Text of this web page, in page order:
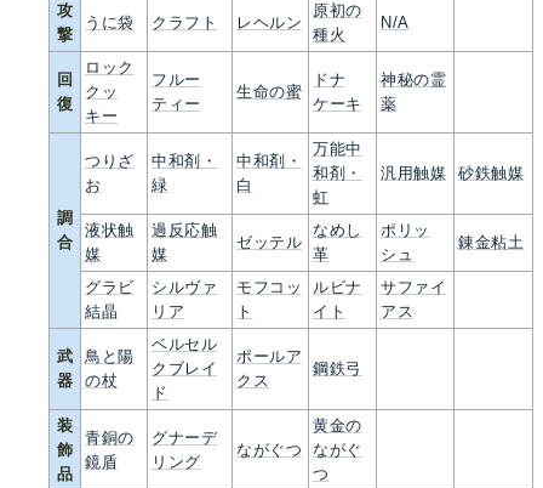
攻
撃
うに袋 クラフト レヘルン
原初の
種火
N/A
回
復
ロック
クッ
キー
フルー
ティー
生命の蜜
ドナ
ケーキ
神秘の霊
薬
調
合
つりざ
お
中和剤・
緑
中和剤・
白
万能中
和剤・
虹
汎用触媒 砂鉄触媒
液状触
媒
過反応触
媒
ゼッテル
なめし
革
ポリッ
シュ
錬金粘土
グラビ
結晶
シルヴァ
リア
モフコッ
ト
ルビナ
イト
サファイ
アス
武
器
鳥と陽
の杖
ベルセル
クブレイ
ド
ポールア
クス
鋼鉄弓
装
飾
品
青銅の
鏡盾
グナーデ
リング
ながぐつ
黄金の
ながぐ
つ